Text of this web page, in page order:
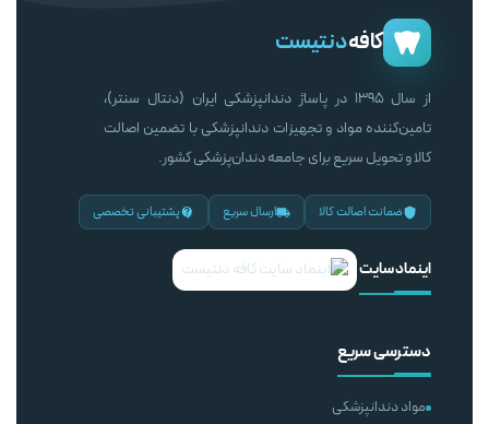
کافهدنتیست
از سال ۱۳۹۵ در پاساژ دندانپزشکی ایران (دنتال سنتر)،
تامین‌کننده مواد و تجهیزات دندانپزشکی با تضمین اصالت
کالا و تحویل سریع برای جامعه دندان‌پزشکی کشور.
ضمانت اصالت کالا ارسال سریع پشتیبانی تخصصی
اینماد سایت
دسترسی سریع
مواد دندانپزشکی